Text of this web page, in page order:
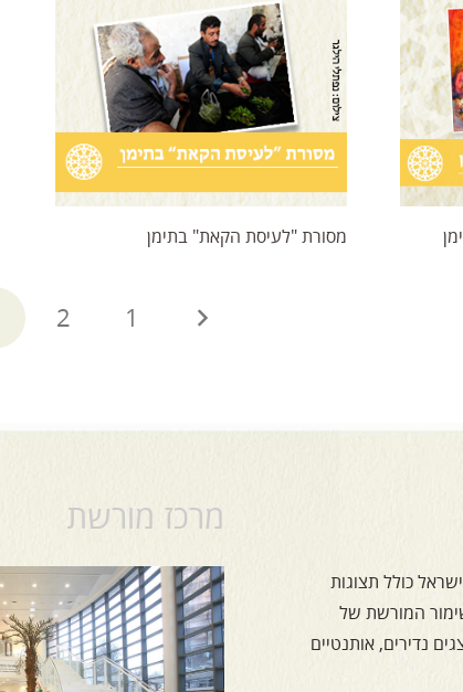
מסורת "לעיסת הקאת" בתימן
1
2
כולל תצוגות
המורשת של
נדירים, אותנטיים
מרכז מורשת